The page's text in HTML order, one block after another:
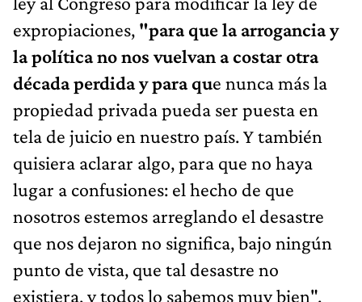
expropiaciones, "para que la arrogancia y
la política no nos vuelvan a costar otra
década perdida y para que nunca más la
propiedad privada pueda ser puesta en
tela de juicio en nuestro país. Y también
quisiera aclarar algo, para que no haya
lugar a confusiones: el hecho de que
nosotros estemos arreglando el desastre
que nos dejaron no significa, bajo ningún
punto de vista, que tal desastre no
existiera, y todos lo sabemos muy bien".